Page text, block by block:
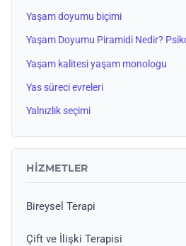
Yaşam doyumu biçimi
Yaşam Doyumu Piramidi Nedir?
Yaşam kalitesi yaşam monologu
Yas süreci evreleri
Yalnızlık seçimi
HIZMETLER
Bireysel Terapi
Çift ve İlişki Terapisi